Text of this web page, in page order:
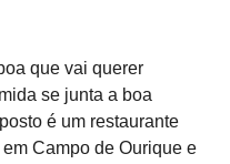
que vai querer
se junta a boa
é um restaurante
Campo de Ourique e